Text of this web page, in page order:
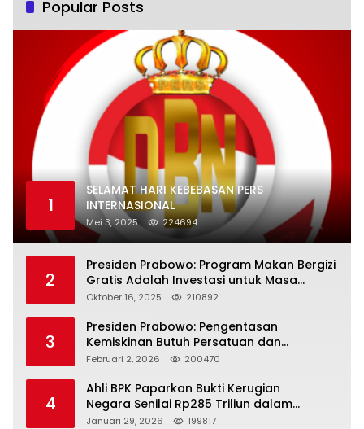
Popular Posts
1
SELAMAT HARI KEBEBASAN PERS
INTERNASIONAL
Mei 3, 2025 224694
2
Presiden Prabowo: Program Makan Bergizi
Gratis Adalah Investasi untuk Masa
Depan Bangsa
Oktober 16, 2025 210892
3
Presiden Prabowo: Pengentasan
Kemiskinan Butuh Persatuan dan
Kepemimpinan yang Bertanggung Jawab
Februari 2, 2026 200470
4
Ahli BPK Paparkan Bukti Kerugian
Negara Senilai Rp285 Triliun dalam
Persidangan Korupsi PT Pertamina
Januari 29, 2026 199817